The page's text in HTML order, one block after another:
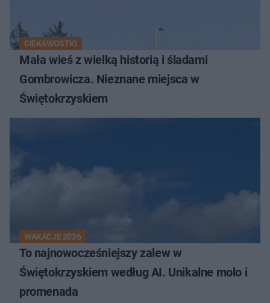
CIEKAWOSTKI
Mała wieś z wielką historią i śladami
Gombrowicza. Nieznane miejsca w
Świętokrzyskiem
WAKACJE 2026
To najnowocześniejszy zalew w
Świętokrzyskiem według AI. Unikalne molo i
promenada